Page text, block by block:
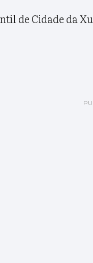
de Cidade da